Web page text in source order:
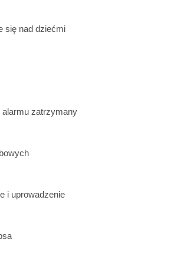
się nad dziećmi
alarmu zatrzymany
i uprowadzenie